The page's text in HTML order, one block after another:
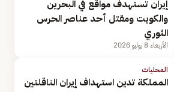
إيران تستهدف مواقع في البحرين
والكويت ومقتل أحد عناصر الحرس
الثوري
الأربعاء 8 يوليو 2026
المحليات
المملكة تدين استهداف إيران الناقلتين